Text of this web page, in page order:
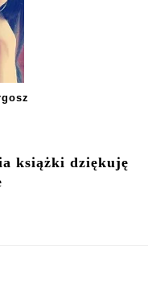
książki dziękuję